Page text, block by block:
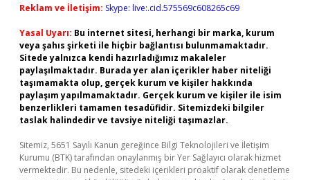
Reklam ve İletişim: Skype: live:.cid.575569c608265c69
Yasal Uyarı: Bu internet sitesi, herhangi bir marka, kurum
veya şahıs şirketi ile hiçbir bağlantısı bulunmamaktadır.
Sitede yalnızca kendi hazırladığımız makaleler
paylaşılmaktadır. Burada yer alan içerikler haber niteliği
taşımamakta olup, gerçek kurum ve kişiler hakkında
paylaşım yapılmamaktadır. Gerçek kurum ve kişiler ile isim
benzerlikleri tamamen tesadüfidir. Sitemizdeki bilgiler
taslak halindedir ve tavsiye niteliği taşımazlar.
Sitemiz, 5651 Sayılı Kanun gereğince Bilgi Teknolojileri ve İletişim
Kurumu (BTK) tarafından onaylanmış bir Yer Sağlayıcı olarak hizmet
vermektedir. Bu nedenle, sitedeki içerikleri proaktif olarak denetleme